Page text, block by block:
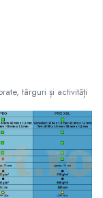
târguri și activități